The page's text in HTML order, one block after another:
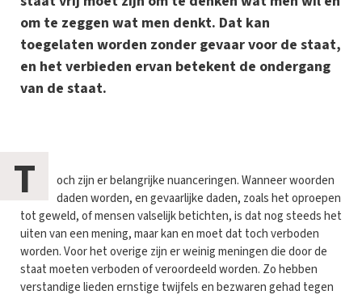
om te zeggen wat men denkt. Dat kan
toegelaten worden zonder gevaar voor de staat,
en het verbieden ervan betekent de ondergang
van de staat.
T
och zijn er belangrijke nuanceringen. Wanneer woorden
daden worden, en gevaarlijke daden, zoals het oproepen
tot geweld, of mensen valselijk betichten, is dat nog steeds het
uiten van een mening, maar kan en moet dat toch verboden
worden. Voor het overige zijn er weinig meningen die door de
staat moeten verboden of veroordeeld worden. Zo hebben
verstandige lieden ernstige twijfels en bezwaren gehad tegen